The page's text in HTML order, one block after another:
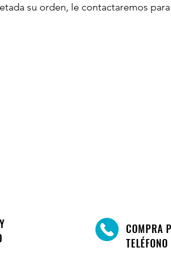
su orden, le contactaremos
COMPRA
TELÉFONO